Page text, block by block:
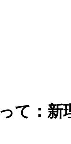
て：新